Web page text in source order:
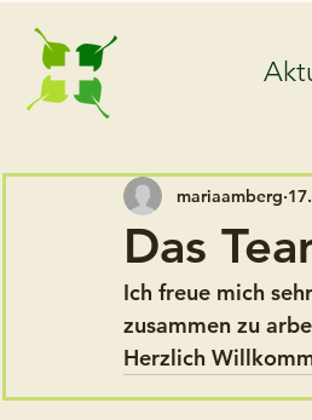
Das
mariaamberg
Ich freue mich
zusammen zu
Herzlich